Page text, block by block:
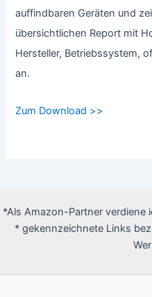
auffindbaren Geräten und
übersichtlichen Report mit
Hersteller, Betriebssystem,
an.
Zum Download >>
*Als Amazon-Partner verdiene
* gekennzeichnete Links